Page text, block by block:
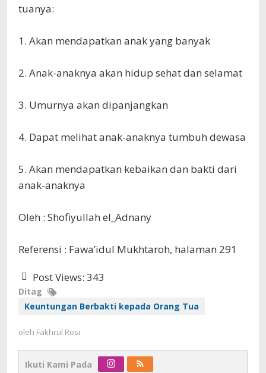
tuanya:
‎1. Akan mendapatkan anak yang banyak
‎2. Anak-anaknya akan hidup sehat dan selamat
‎3. Umurnya akan dipanjangkan
‎4. Dapat melihat anak-anaknya tumbuh dewasa
‎5. Akan mendapatkan kebaikan dan bakti dari
anak-anaknya
‎Oleh : Shofiyullah el_Adnany
‎Referensi : Fawa’idul Mukhtaroh, halaman 291
Post Views: 343
Ditag
Keuntungan Berbakti kepada Orang Tua
oleh Fakhrul Rosi
Ikuti Kami Pada